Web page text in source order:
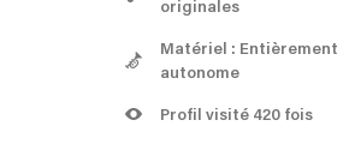
originales
Matériel : Entièrement
autonome
Profil visité 420 fois